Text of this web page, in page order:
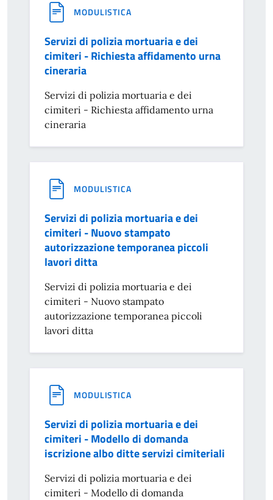
MODULISTICA
Servizi di polizia mortuaria e dei
cimiteri - Richiesta affidamento urna
cineraria
Servizi di polizia mortuaria e dei
cimiteri - Richiesta affidamento urna
cineraria
MODULISTICA
Servizi di polizia mortuaria e dei
cimiteri - Nuovo stampato
autorizzazione temporanea piccoli
lavori ditta
Servizi di polizia mortuaria e dei
cimiteri - Nuovo stampato
autorizzazione temporanea piccoli
lavori ditta
MODULISTICA
Servizi di polizia mortuaria e dei
cimiteri - Modello di domanda
iscrizione albo ditte servizi cimiteriali
Servizi di polizia mortuaria e dei
cimiteri - Modello di domanda